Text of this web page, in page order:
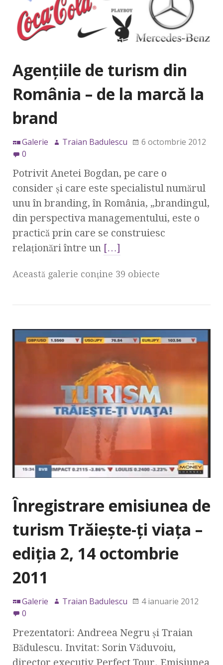
Agenţiile de turism din
România – de la marcă la
brand
Galerie Traian Badulescu
6 octombrie 2012
0
Potrivit Anetei Bogdan, pe care o
consider şi care este specialistul numărul
unu în branding, în România, „brandingul,
din perspectiva managementului, este o
practică prin care se construiesc
relaţionări între un […]
Această galerie conţine 39 obiecte
Înregistrare emisiunea de
turism Trăieşte-ţi viaţa –
ediţia 2, 14 octombrie
2011
Galerie Traian Badulescu
4 ianuarie 2012
0
Prezentatori: Andreea Negru şi Traian
Bădulescu. Invitat: Sorin Văduvoiu,
director executiv Perfect Tour. Emisiunea